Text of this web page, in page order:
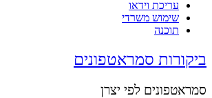
עריכת וידאו
שימוש משרדי
תוכנה
ביקורות סמראטפונים
סמראטפונים לפי יצרן